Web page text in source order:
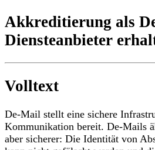
Akkreditierung als
Diensteanbieter
Volltext
De-Mail stellt eine sichere
Kommunikation bereit. De-Mails
aber sicherer: Die Identität von